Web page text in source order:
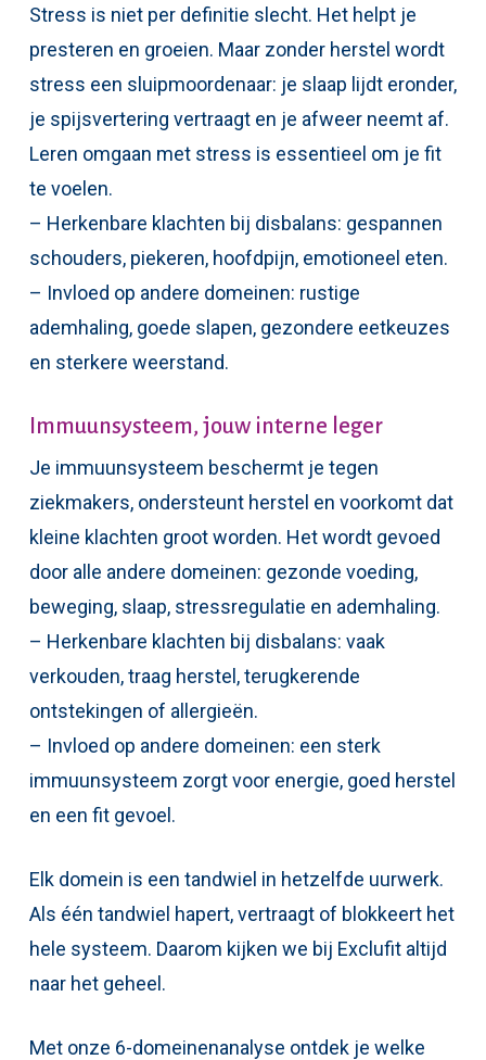
Stress is niet per definitie slecht. Het helpt je
presteren en groeien. Maar zonder herstel wordt
stress een sluipmoordenaar: je slaap lijdt eronder,
je spijsvertering vertraagt en je afweer neemt af.
Leren omgaan met stress is essentieel om je fit
te voelen.
– Herkenbare klachten bij disbalans: gespannen
schouders, piekeren, hoofdpijn, emotioneel eten.
– Invloed op andere domeinen: rustige
ademhaling, goede slapen, gezondere eetkeuzes
en sterkere weerstand.
Immuunsysteem, jouw interne leger
Je immuunsysteem beschermt je tegen
ziekmakers, ondersteunt herstel en voorkomt dat
kleine klachten groot worden. Het wordt gevoed
door alle andere domeinen: gezonde voeding,
beweging, slaap, stressregulatie en ademhaling.
– Herkenbare klachten bij disbalans: vaak
verkouden, traag herstel, terugkerende
ontstekingen of allergieën.
– Invloed op andere domeinen: een sterk
immuunsysteem zorgt voor energie, goed herstel
en een fit gevoel.
Elk domein is een tandwiel in hetzelfde uurwerk.
Als één tandwiel hapert, vertraagt of blokkeert het
hele systeem. Daarom kijken we bij Exclufit altijd
naar het geheel.
Met onze 6-domeinenanalyse ontdek je welke